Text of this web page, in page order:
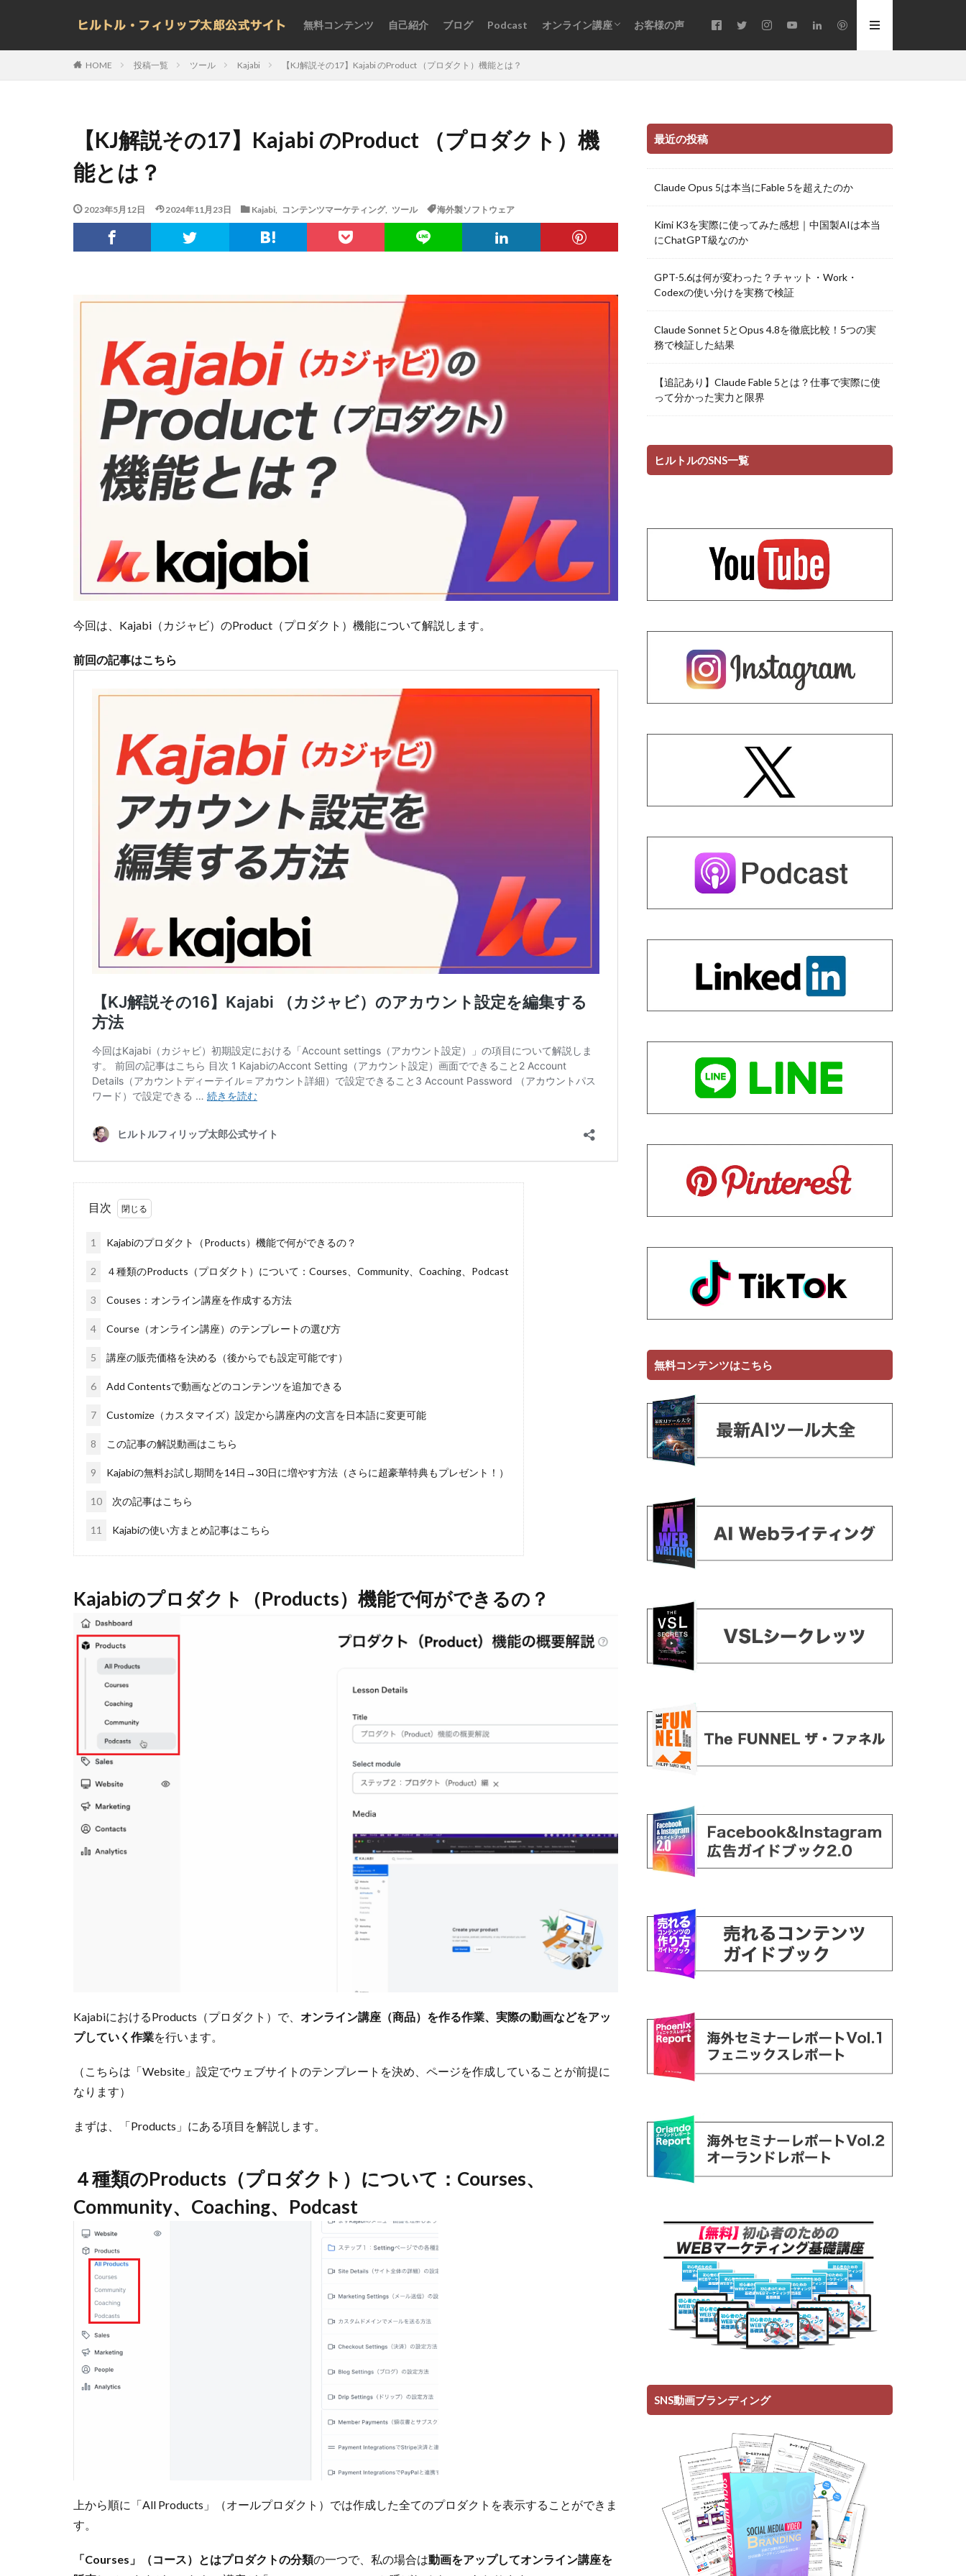
無料コンテンツ 自己紹介 ブログ Podcast オンライン講座 お客様の声
HOME 投稿一覧 ツール Kajabi 【KJ解説その17】Kajabi のProduct （プロダクト）機能とは？
【KJ解説その17】Kajabi のProduct （プロダクト）機
能とは？
2023年5月12日 2024年11月23日 Kajabi, コンテンツマーケティング, ツール 海外製ソフトウェア
今回は、Kajabi（カジャビ）のProduct（プロダクト）機能について解説します。
前回の記事はこちら
目次
1 Kajabiのプロダクト（Products）機能で何ができるの？
2 ４種類のProducts（プロダクト）について：Courses、Community、Coaching、Podcast
3 Couses：オンライン講座を作成する方法
4 Course（オンライン講座）のテンプレートの選び方
5 講座の販売価格を決める（後からでも設定可能です）
6 Add Contentsで動画などのコンテンツを追加できる
7 Customize（カスタマイズ）設定から講座内の文言を日本語に変更可能
8 この記事の解説動画はこちら
9 Kajabiの無料お試し期間を14日→30日に増やす方法（さらに超豪華特典もプレゼント！）
10 次の記事はこちら
11 Kajabiの使い方まとめ記事はこちら
Kajabiのプロダクト（Products）機能で何ができるの？
KajabiにおけるProducts（プロダクト）で、 オンライン講座（商品）を作る作業、実際の動画などをアッ
プしていく作業を行います。
（こちらは「Website」設定でウェブサイトのテンプレートを決め、ページを作成していることが前提に
なります）
まずは、「Products」にある項目を解説します。
４種類のProducts（プロダクト）について：Courses、
Community、Coaching、Podcast
上から順に「All Products」（オールプロダクト）では作成した全てのプロダクトを表示することができま
す。
「Courses」（コース）とはプロダクトの分類の一つで、私の場合は動画をアップしてオンライン講座を
最近の投稿
Claude Opus 5は本当にFable 5を超えたのか
Kimi K3を実際に使ってみた感想｜中国製AIは本当
にChatGPT級なのか
GPT-5.6は何が変わった？チャット・Work・
Codexの使い分けを実務で検証
Claude Sonnet 5とOpus 4.8を徹底比較！5つの実
務で検証した結果
【追記あり】Claude Fable 5とは？仕事で実際に使
って分かった実力と限界
ヒルトルのSNS一覧
無料コンテンツはこちら
SNS動画ブランディング